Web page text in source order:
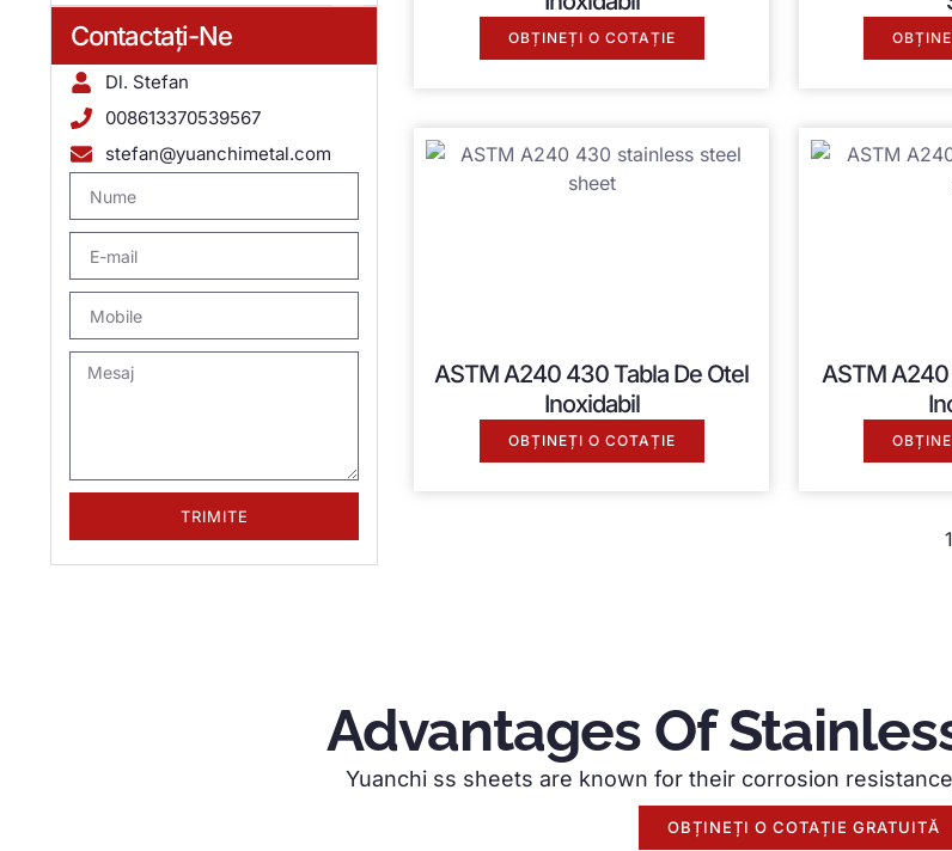
Contactaţi-Ne
Dl. Stefan
008613370539567
stefan@yuanchimetal.com
TRIMITE
OBȚINEȚI O COTAȚIE
ASTM A240 430 Tabla De Otel
Inoxidabil
OBȚINEȚI O COTAȚIE
ASTM A240
1
Advantages Of
Yuanchi ss sheets are known for their corrosion resistance
OBȚINEȚI O COTAȚIE GRATUITĂ